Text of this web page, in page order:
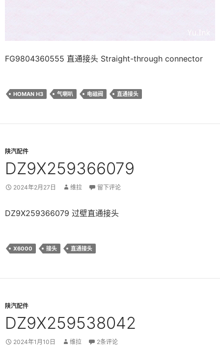
FG9804360555 直通接头 Straight-through connector
HOMAN H3 气喇叭 电磁阀 直通接头
陕汽配件
DZ9X259366079
2024年2月27日 维拉 留下评论
DZ9X259366079 过壁直通接头
X6000 接头 直通接头
陕汽配件
DZ9X259538042
2024年1月10日 维拉 2条评论